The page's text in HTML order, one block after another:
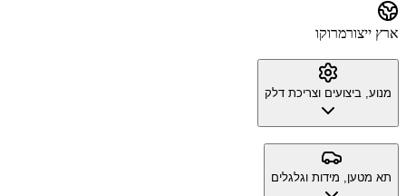
ארץ ייצורמרוקו
מנוע, ביצועים וצריכת דלק
תא מטען, מידות וגלגלים